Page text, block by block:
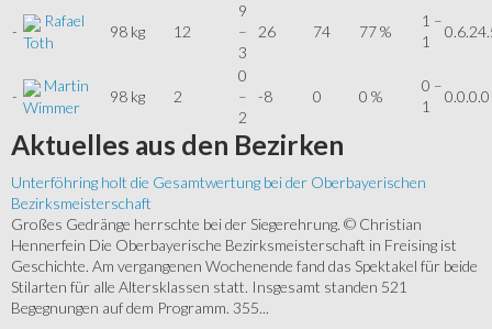
-
Rafael
Toth
98 kg 12
9
–
3
26 74 77 %
1 –
1
-
Martin
Wimmer
98 kg 2
0
–
2
-8 0 0 %
0 –
1
0.0.0.0
Aktuelles aus den Bezirken
Unterföhring holt die Gesamtwertung bei der Oberbayerischen
Bezirksmeisterschaft
Großes Gedränge herrschte bei der Siegerehrung. © Christian
Hennerfein Die Oberbayerische Bezirksmeisterschaft in Freising ist
Geschichte. Am vergangenen Wochenende fand das Spektakel für beide
Stilarten für alle Altersklassen statt. Insgesamt standen 521
Begegnungen auf dem Programm. 355...